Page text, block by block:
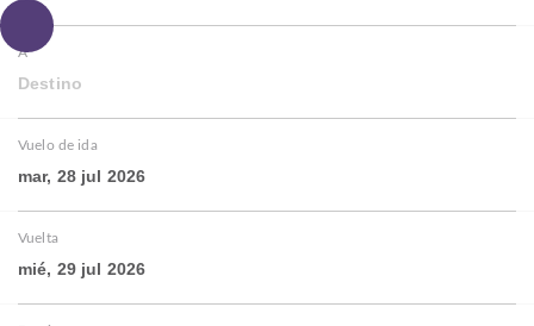
A
Destino
Vuelo de ida
mar, 28 jul 2026
Vuelta
mié, 29 jul 2026